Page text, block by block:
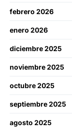
febrero 2026
enero 2026
diciembre 2025
noviembre 2025
octubre 2025
septiembre 2025
agosto 2025